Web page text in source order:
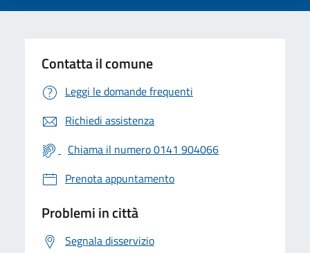
Contatta il comune
Leggi le domande frequenti
Richiedi assistenza
Chiama il numero 0141 904066
Prenota appuntamento
Problemi in città
Segnala disservizio